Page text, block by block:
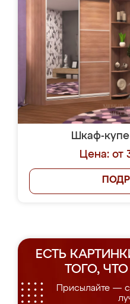
Шкаф-
Цена: от
ЕСТЬ
ТОГО,
Присылайте —